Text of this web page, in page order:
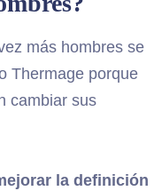
más hombres se
Thermage porque
cambiar sus
la definición